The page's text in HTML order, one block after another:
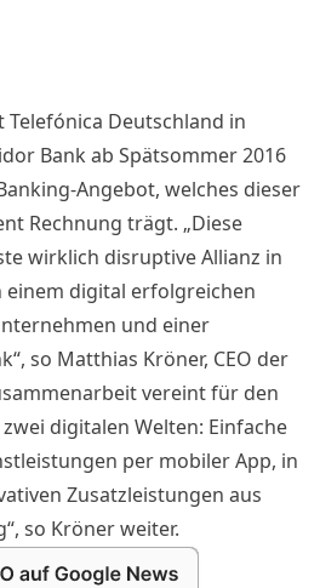
Deutschland in
Bank ab Spätsommer 2016
Angebot, welches dieser
Rechnung trägt. „Diese
wirklich disruptive Allianz in
einem digital erfolgreichen
und einer
so Matthias Kröner, CEO der
vereint für den
digitalen Welten: Einfache
per mobiler App, in
Zusatzleistungen aus
so Kröner weiter.